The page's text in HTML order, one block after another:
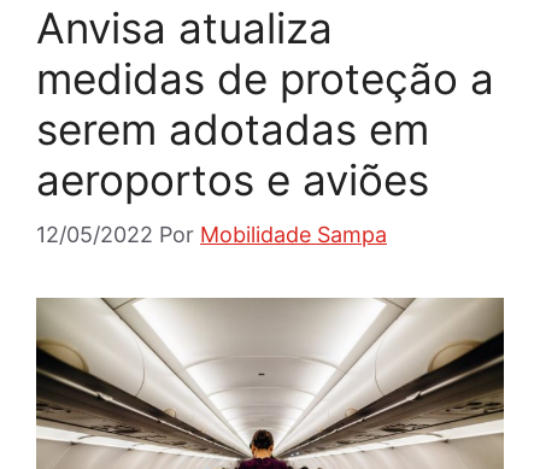
Anvisa atualiza
medidas de proteção a
serem adotadas em
aeroportos e aviões
12/05/2022 Por Mobilidade Sampa